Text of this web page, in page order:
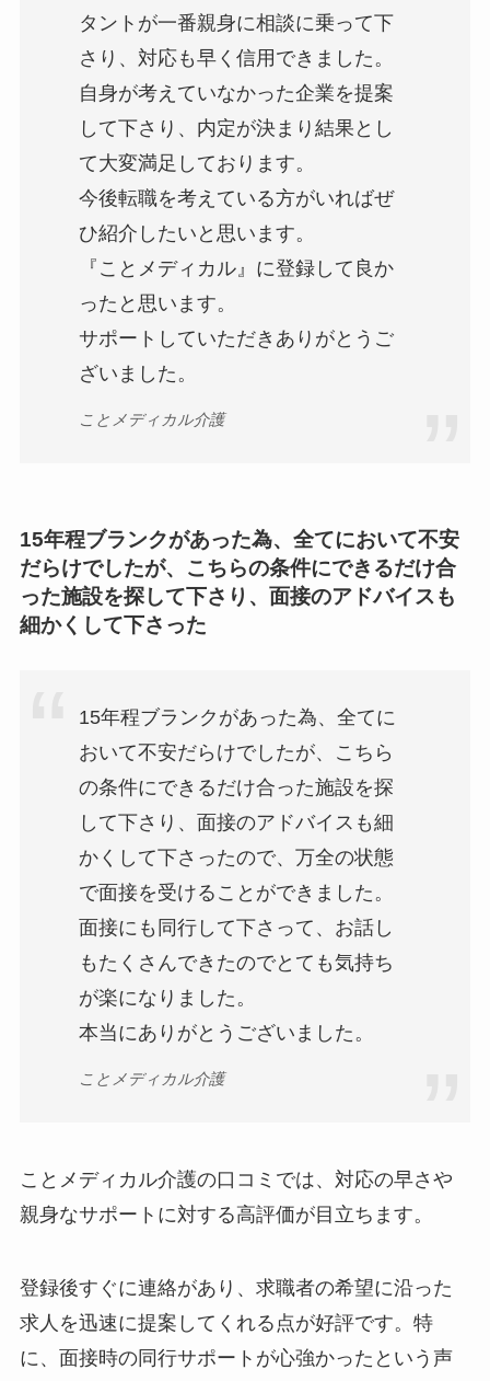
タントが一番親身に相談に乗って下
さり、対応も早く信用できました。
自身が考えていなかった企業を提案
して下さり、内定が決まり結果とし
て大変満足しております。
今後転職を考えている方がいればぜ
ひ紹介したいと思います。
『ことメディカル』に登録して良か
ったと思います。
サポートしていただきありがとうご
ざいました。
ことメディカル介護
15年程ブランクがあった為、全てにおいて不安
だらけでしたが、こちらの条件にできるだけ合
った施設を探して下さり、面接のアドバイスも
細かくして下さった
15年程ブランクがあった為、全てに
おいて不安だらけでしたが、こちら
の条件にできるだけ合った施設を探
して下さり、面接のアドバイスも細
かくして下さったので、万全の状態
で面接を受けることができました。
面接にも同行して下さって、お話し
もたくさんできたのでとても気持ち
が楽になりました。
本当にありがとうございました。
ことメディカル介護
ことメディカル介護の口コミでは、対応の早さや
親身なサポートに対する高評価が目立ちます。
登録後すぐに連絡があり、求職者の希望に沿った
求人を迅速に提案してくれる点が好評です。特
に、面接時の同行サポートが心強かったという声